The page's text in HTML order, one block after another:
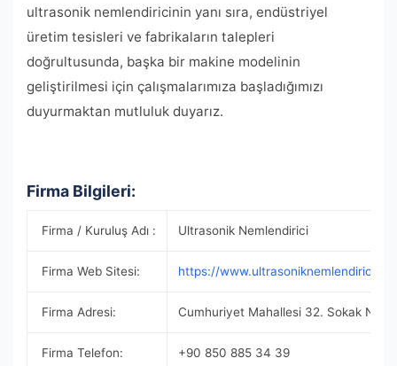
ultrasonik nemlendiricinin yanı sıra, endüstriyel
üretim tesisleri ve fabrikaların talepleri
doğrultusunda, başka bir makine modelinin
geliştirilmesi için çalışmalarımıza başladığımızı
duyurmaktan mutluluk duyarız.
Firma Bilgileri:
Firma / Kuruluş Adı : Ultrasonik Nemlendirici
Firma Web Sitesi: https://
Firma Adresi: Cumhuriyet Mahallesi 32. Sokak No
Firma Telefon: +90 850 885 34 39